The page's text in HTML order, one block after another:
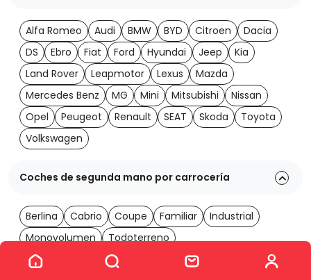
Ver los 2060 coches
Alfa Romeo Audi BMW BYD Citroen
Dacia
DS
Ebro Fiat Ford Hyundai Jeep
Kia
Land Rover
Leapmotor Lexus
Mazda
Mercedes Benz
MG Mini Mitsubishi
Nissan
Opel
Peugeot Renault SEAT Skoda
Toyota
Volkswagen
Coches de segunda mano por carrocería
Berlina Cabrio Coupe Familiar
Industrial
Monovolumen
Todoterreno